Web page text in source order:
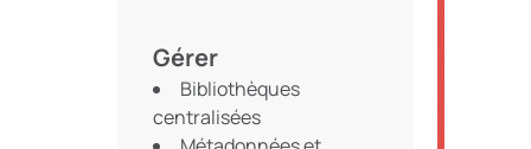
Gérer
Bibliothèques
centralisées